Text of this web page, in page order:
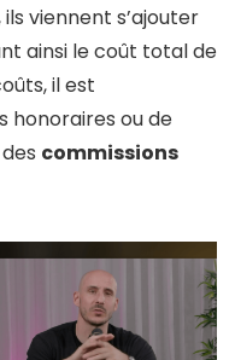
viennent s’ajouter
ainsi le coût total de
il est
honoraires ou de
commissions